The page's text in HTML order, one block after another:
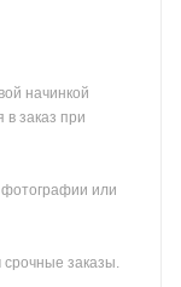
начинкой
заказ при
или
срочные заказы.